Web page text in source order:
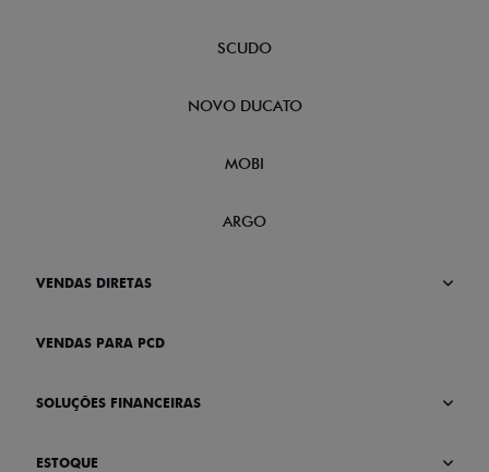
SCUDO
NOVO DUCATO
MOBI
ARGO
VENDAS DIRETAS
VENDAS PARA PCD
SOLUÇÕES FINANCEIRAS
ESTOQUE